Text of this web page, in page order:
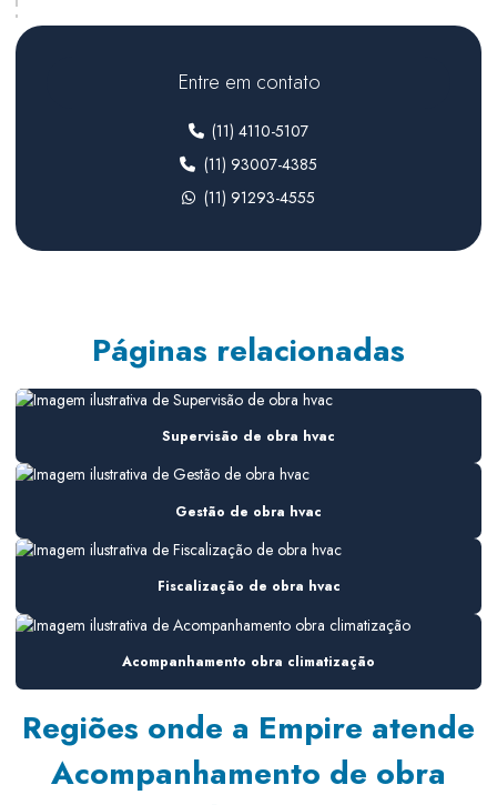
Auditoria de sistemas hvac
Climatização de ambientes comerciais
Climatização de ambientes industriais
Climatização para farmacêutica
Climatização para indústria
Climatização para laboratórios farmacêuticos
Consultoria em ar condicionado
Consultoria em climatização
Consultoria em climatização industrial
Consultoria hvac
Consultoria instalação hvac
Consultoria manutenção hvac
Consultoria em sistemas de ar condicionado
Consultoria em sistemas de climatização
Entre em contato
(11) 4110-5107
(11) 93007-4385
(11) 91293-4555
Páginas relacionadas
Supervisão de obra hvac
Gestão de obra hvac
Fiscalização de obra hvac
Acompanhamento obra climatização
Regiões onde a Empire atende
Acompanhamento de obra